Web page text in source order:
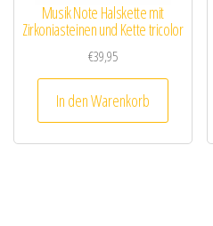
Musik Note Halskette mit
Zirkoniasteinen und Kette tricolor
€39,95
In den Warenkorb